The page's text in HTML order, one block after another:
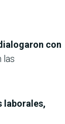
con
las
laborales,